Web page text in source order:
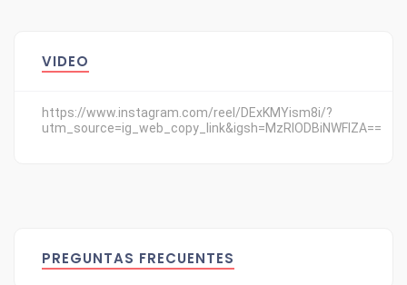
VIDEO
https://www.instagram.com/reel/DExKMYism8i/?
utm_source=ig_web_copy_link&igsh=MzRlODBiNWFlZA==
PREGUNTAS FRECUENTES